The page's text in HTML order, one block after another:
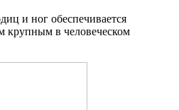
и ног обеспечивается
в человеческом